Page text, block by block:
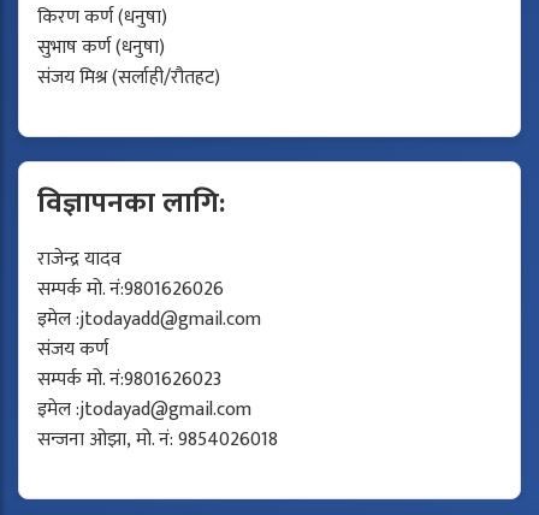
किरण कर्ण (धनुषा)
सुभाष कर्ण (धनुषा)
संजय मिश्र (सर्लाही/रौतहट)
विज्ञापनका लागि:
राजेन्द्र यादव
सम्पर्क मो. नं:9801626026
इमेल :jtodayadd@gmail.com
संजय कर्ण
सम्पर्क मो. नं:9801626023
इमेल :jtodayad@gmail.com
सन्जना ओझा, मो. नं: 9854026018